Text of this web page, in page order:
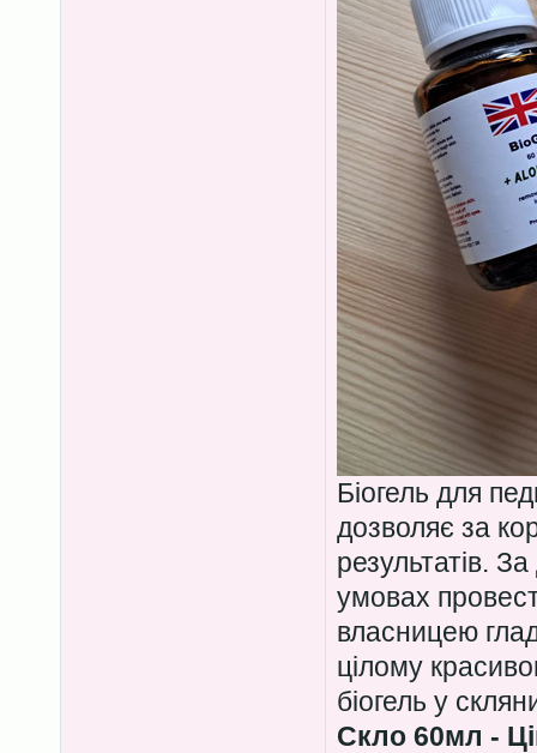
Біогель для
дозволяє за
результатів.
умовах
власницею
цілому
біогель у
Скло 60мл -